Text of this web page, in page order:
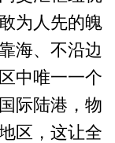
为人先的魄
海、不沿边
中唯一一个
际陆港，物
区，这让全